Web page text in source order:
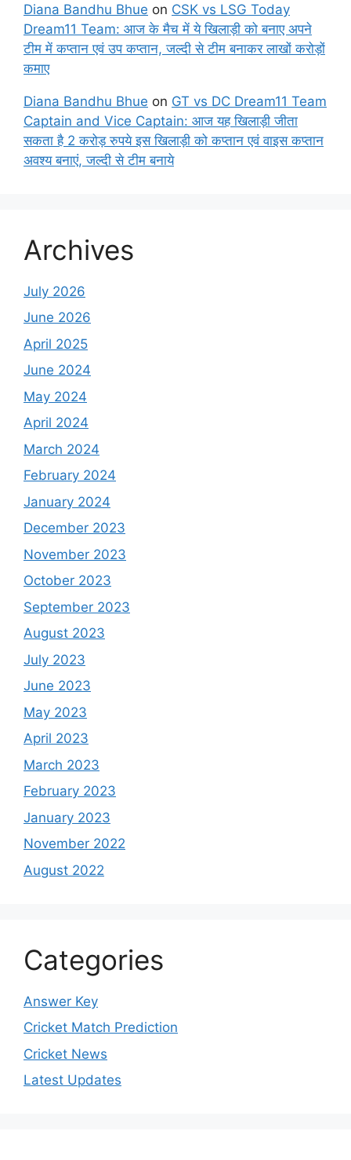
Diana Bandhu Bhue on CSK vs LSG Today
Dream11 Team: आज के मैच में ये खिलाड़ी को बनाए अपने
टीम में कप्तान एवं उप कप्तान, जल्दी से टीम बनाकर लाखों करोड़ों
कमाए
Diana Bandhu Bhue on GT vs DC Dream11 Team
Captain and Vice Captain: आज यह खिलाड़ी जीता
सकता है 2 करोड़ रुपये इस खिलाड़ी को कप्तान एवं वाइस कप्तान
अवश्य बनाएं, जल्दी से टीम बनाये
Archives
July 2026
June 2026
April 2025
June 2024
May 2024
April 2024
March 2024
February 2024
January 2024
December 2023
November 2023
October 2023
September 2023
August 2023
July 2023
June 2023
May 2023
April 2023
March 2023
February 2023
January 2023
November 2022
August 2022
Categories
Answer Key
Cricket Match Prediction
Cricket News
Latest Updates